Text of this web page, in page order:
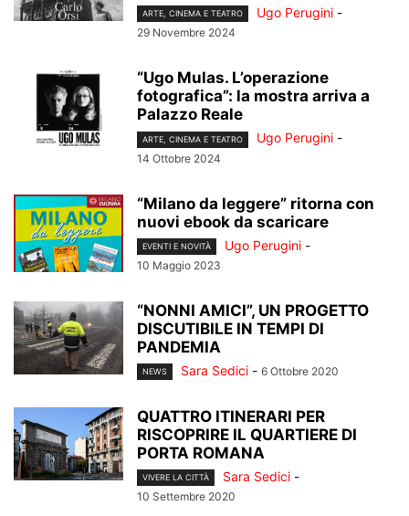
ARTE, CINEMA E TEATRO Ugo Perugini -
29 Novembre 2024
“Ugo Mulas. L’operazione
fotografica”: la mostra arriva a
Palazzo Reale
ARTE, CINEMA E TEATRO Ugo Perugini -
14 Ottobre 2024
“Milano da leggere” ritorna con
nuovi ebook da scaricare
EVENTI E NOVITÀ Ugo Perugini -
10 Maggio 2023
“NONNI AMICI”, UN PROGETTO
DISCUTIBILE IN TEMPI DI
PANDEMIA
NEWS Sara Sedici - 6 Ottobre 2020
QUATTRO ITINERARI PER
RISCOPRIRE IL QUARTIERE DI
PORTA ROMANA
VIVERE LA CITTÀ Sara Sedici -
10 Settembre 2020